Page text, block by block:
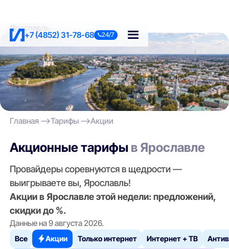
+7 (4852) 31-78-68 24/7
Ярославль
Главная Тарифы Акции
Акционные тарифы в Ярославле
Провайдеры соревнуются в щедрости —
выигрываете вы, Ярославль!
Акции в Ярославле этой недели: предложений,
скидки до %.
Данные на 9 августа 2026.
Все Акции Только интернет Интернет + ТВ